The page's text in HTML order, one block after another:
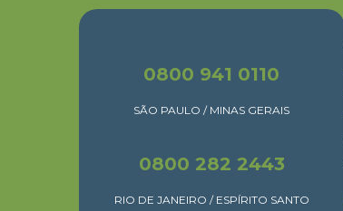
0800 941 0110
SÃO PAULO / MINAS GERAIS
0800 282 2443
RIO DE JANEIRO / ESPÍRITO SANTO